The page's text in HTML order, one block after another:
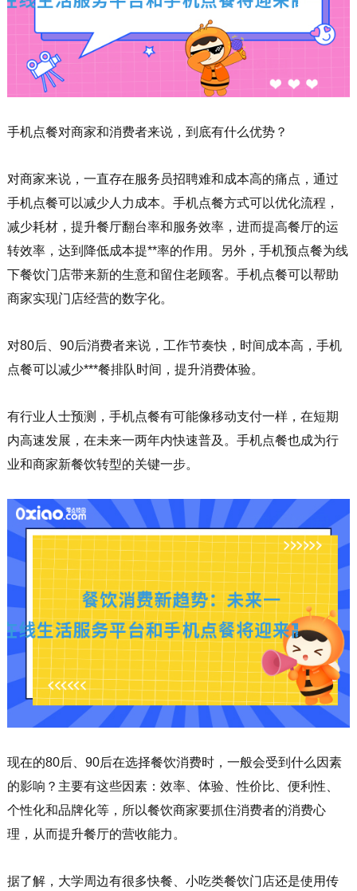
手机点餐对商家和消费者来说，到底有什么优势？
对商家来说，一直存在服务员招聘难和成本高的痛点，通过
手机点餐可以减少人力成本。手机点餐方式可以优化流程，
减少耗材，提升餐厅翻台率和服务效率，进而提高餐厅的运
转效率，达到降低成本提**率的作用。另外，手机预点餐为线
下餐饮门店带来新的生意和留住老顾客。手机点餐可以帮助
商家实现门店经营的数字化。
对80后、90后消费者来说，工作节奏快，时间成本高，手机
点餐可以减少***餐排队时间，提升消费体验。
有行业人士预测，手机点餐有可能像移动支付一样，在短期
内高速发展，在未来一两年内快速普及。手机点餐也成为行
业和商家新餐饮转型的关键一步。
现在的80后、90后在选择餐饮消费时，一般会受到什么因素
的影响？主要有这些因素：效率、体验、性价比、便利性、
个性化和品牌化等，所以餐饮商家要抓住消费者的消费心
理，从而提升餐厅的营收能力。
据了解，大学周边有很多快餐、小吃类餐饮门店还是使用传